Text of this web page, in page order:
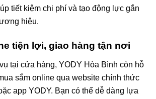
tiết kiệm chi phí và tạo động lực gắn
hiệu.
tiện lợi, giao hàng tận nơi
tại cửa hàng, YODY Hòa Bình còn hỗ
sắm online qua website chính thức
app YODY. Bạn có thể dễ dàng lựa